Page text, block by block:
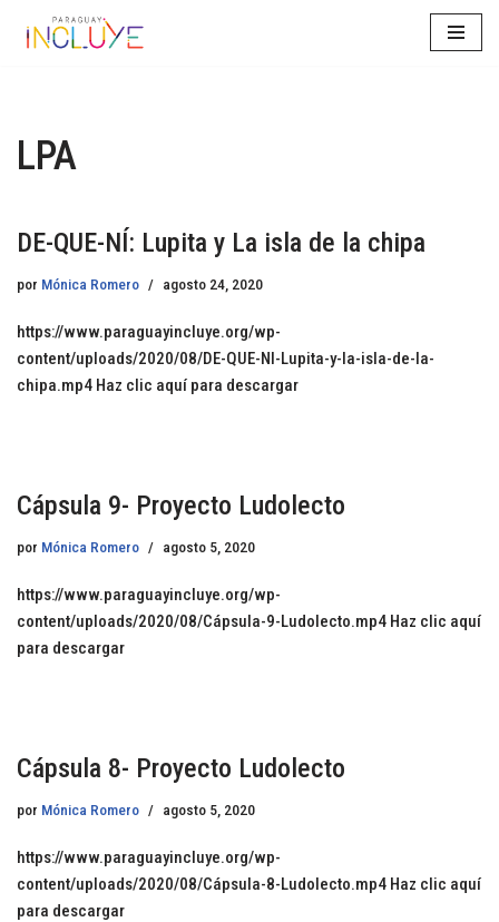
LPA
DE-QUE-NÍ: Lupita y La isla de la chipa
por Mónica Romero agosto 24, 2020
https://www.paraguayincluye.org/wp-
content/uploads/2020/08/DE-QUE-NI-Lupita-y-la-isla-de-la-
chipa.mp4 Haz clic aquí para descargar
Cápsula 9- Proyecto Ludolecto
por Mónica Romero agosto 5, 2020
https://www.paraguayincluye.org/wp-
content/uploads/2020/08/Cápsula-9-Ludolecto.mp4 Haz clic aquí
para descargar
Cápsula 8- Proyecto Ludolecto
por Mónica Romero agosto 5, 2020
https://www.paraguayincluye.org/wp-
content/uploads/2020/08/Cápsula-8-Ludolecto.mp4 Haz clic aquí
para descargar